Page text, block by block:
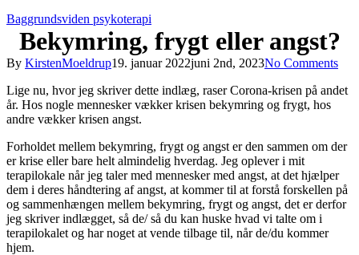
Baggrundsviden psykoterapi
Bekymring, frygt eller angst?
By KirstenMoeldrup19. januar 2022juni 2nd, 2023No Comments
Lige nu, hvor jeg skriver dette indlæg, raser Corona-krisen på andet
år. Hos nogle mennesker vækker krisen bekymring og frygt, hos
andre vækker krisen angst.
Forholdet mellem bekymring, frygt og angst er den sammen om der
er krise eller bare helt almindelig hverdag. Jeg oplever i mit
terapilokale når jeg taler med mennesker med angst, at det hjælper
dem i deres håndtering af angst, at kommer til at forstå forskellen på
og sammenhængen mellem bekymring, frygt og angst, det er derfor
jeg skriver indlægget, så de/ så du kan huske hvad vi talte om i
terapilokalet og har noget at vende tilbage til, når de/du kommer
hjem.